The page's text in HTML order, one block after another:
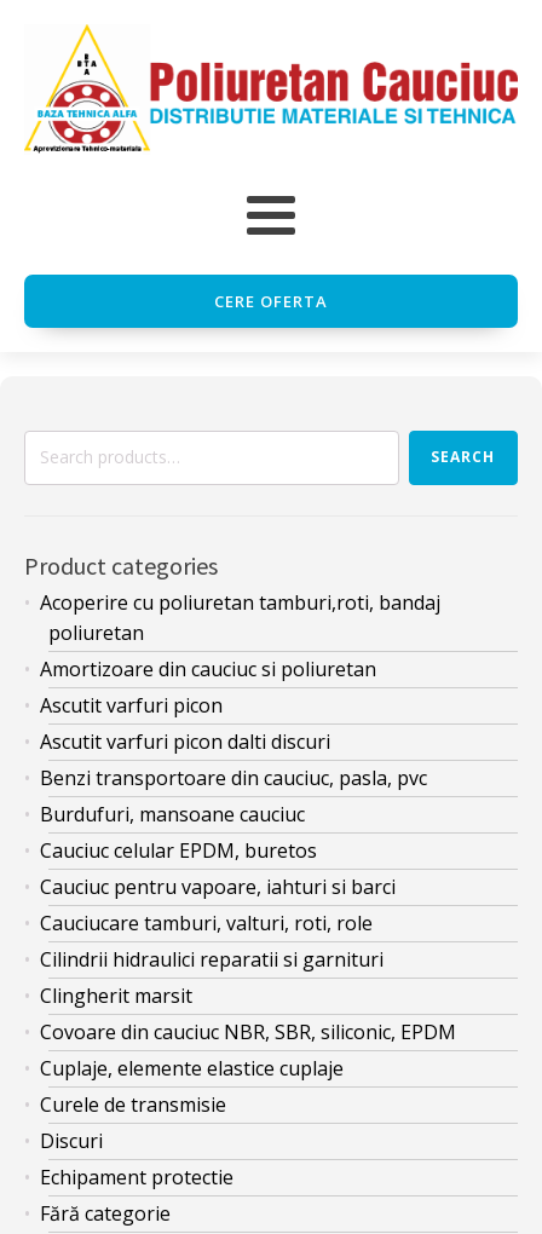
CERE OFERTA
Search
SEARCH
Product categories
Acoperire cu poliuretan tamburi,roti, bandaj
poliuretan
Amortizoare din cauciuc si poliuretan
Ascutit varfuri picon
Ascutit varfuri picon dalti discuri
Benzi transportoare din cauciuc, pasla, pvc
Burdufuri, mansoane cauciuc
Cauciuc celular EPDM, buretos
Cauciuc pentru vapoare, iahturi si barci
Cauciucare tamburi, valturi, roti, role
Cilindrii hidraulici reparatii si garnituri
Clingherit marsit
Covoare din cauciuc NBR, SBR, siliconic, EPDM
Cuplaje, elemente elastice cuplaje
Curele de transmisie
Discuri
Echipament protectie
Fără categorie